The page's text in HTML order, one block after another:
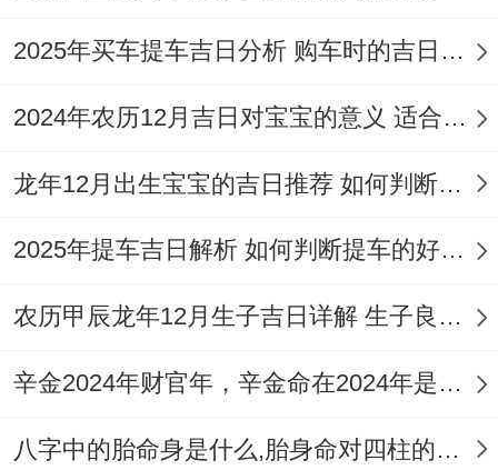
7.阳历2026年11月13日、星期五
出行、拆卸、开市、交易、立券、挂匾、伐
木、入宅、移徙、安床、安葬。
以后有明确规划的伴侣共同许下承诺！
8.阳历2026年11月16日，星期一
农历十月初八，冲鼠（庚子）煞北。
2025年买车提车吉日分析 购车时的吉日与禁忌
2024年农历12月吉日对宝宝的意义 适合龙年宝宝出生的日子有哪些
龙年12月出生宝宝的吉日推荐 如何判断吉日是否适合宝宝
2025年提车吉日解析 如何判断提车的好日子
农历甲辰龙年12月生子吉日详解 生子良辰的影响因素
辛金2024年财官年，辛金命在2024年是财官年还是财印年
八字中的胎命身是什么,胎身命对四柱的影响